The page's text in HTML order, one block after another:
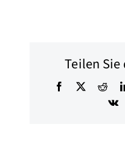
Teilen
Facebook
Vk